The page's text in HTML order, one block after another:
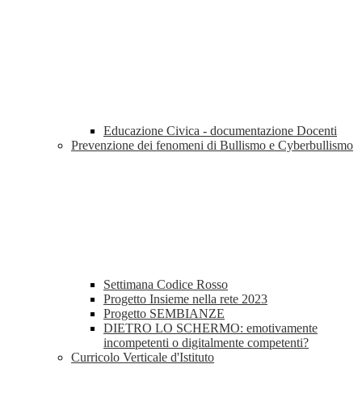
Educazione Civica - documentazione Docenti
Prevenzione dei fenomeni di Bullismo e Cyberbullismo
Settimana Codice Rosso
Progetto Insieme nella rete 2023
Progetto SEMBIANZE
DIETRO LO SCHERMO: emotivamente
incompetenti o digitalmente competenti?
Curricolo Verticale d'Istituto